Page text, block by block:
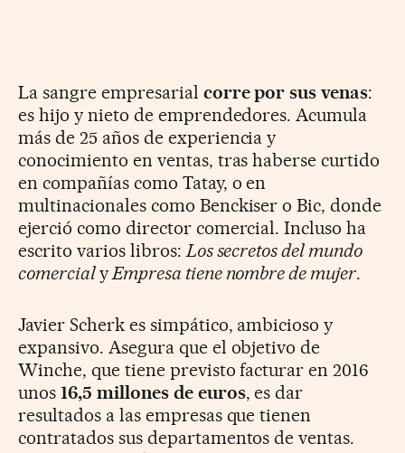
La sangre empresarial corre por sus venas:
es hijo y nieto de emprendedores. Acumula
más de 25 años de experiencia y
conocimiento en ventas, tras haberse curtido
en compañías como Tatay, o en
multinacionales como Benckiser o Bic, donde
ejerció como director comercial. Incluso ha
escrito varios libros:Los secretos del mundo
comercialyEmpresa tiene nombre de mujer.
Javier Scherk es simpático, ambicioso y
expansivo. Asegura que el objetivo de
Winche, que tiene previsto facturar en 2016
unos 16,5 millones de euros, es dar
resultados a las empresas que tienen
contratados sus departamentos de ventas.